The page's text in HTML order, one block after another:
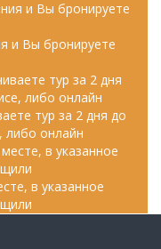
и Вы бронируете
тур за 2 дня до
либо онлайн
в указанное